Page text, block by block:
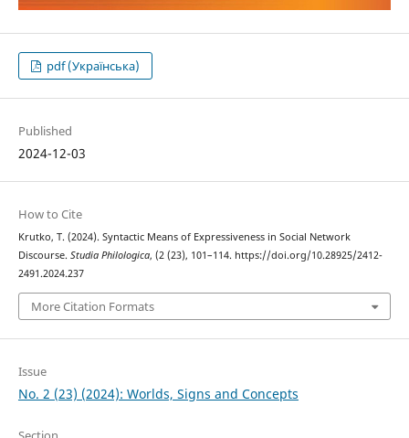
pdf (Українська)
Published
2024-12-03
How to Cite
Krutko, T. (2024). Syntactic Means of Expressiveness in Social Network
Discourse. Studia Philologica, (2 (23), 101–114. https://doi.org/10.28925/2412-
2491.2024.237
More Citation Formats
Issue
No. 2 (23) (2024): Worlds, Signs and Concepts